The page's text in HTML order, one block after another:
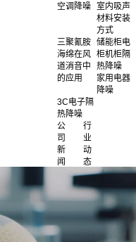
空调降噪 室内吸声
材料安装
方式
三聚氰胺
海绵在风
道消音中
的应用
储能柜电
柜机柜隔
热降噪
家用电器
降噪
3C电子隔
热降噪
公
司
新
闻
行
业
动
态